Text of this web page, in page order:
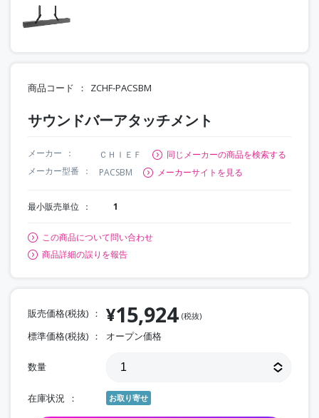
商品コード ZCHF-PACSBM
サウンドバーアタッチメント
メーカー ＣＨＩＥＦ
同じメーカーの商品を検索する
メーカー型番
PACSBM メーカーサイトを見る
最小販売単位 1
この商品について問い合わせ
商品詳細の誤りを報告
販売価格(税抜) ¥15,924 (税抜)
標準価格(税抜) オープン価格
数量
在庫状況 お取り寄せ